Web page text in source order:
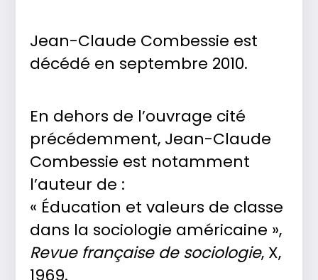
Jean-Claude Combessie est
décédé en septembre 2010.
En dehors de l’ouvrage cité
précédemment, Jean-Claude
Combessie est notamment
l’auteur de :
« Éducation et valeurs de classe
dans la sociologie américaine »,
Revue française de sociologie, X,
1969.